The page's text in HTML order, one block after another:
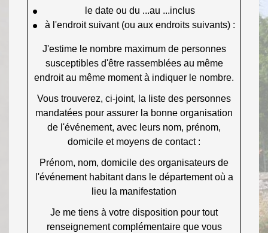
le date ou du ...au ...inclus
à l'endroit suivant (ou aux endroits suivants) :
J'estime le nombre maximum de personnes
susceptibles d'être rassemblées au même
endroit au même moment à indiquer le nombre.
Vous trouverez, ci-joint, la liste des personnes
mandatées pour assurer la bonne organisation
de l'événement, avec leurs nom, prénom,
domicile et moyens de contact :
Prénom, nom, domicile des organisateurs de
l'événement habitant dans le département où a
lieu la manifestation
Je me tiens à votre disposition pour tout
renseignement complémentaire que vous